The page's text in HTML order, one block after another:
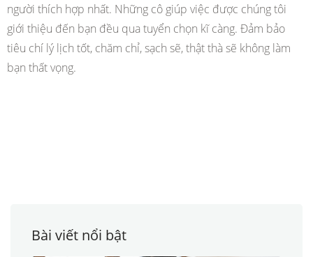
người thích hợp nhất. Những cô giúp việc được chúng tôi
giới thiệu đến bạn đều qua tuyển chọn kĩ càng. Đảm bảo
tiêu chí lý lịch tốt, chăm chỉ, sạch sẽ, thật thà sẽ không làm
bạn thất vọng.
Bài viết nổi bật